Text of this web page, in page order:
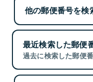
他の郵便番号を検
最近検索した郵便
過去に検索した郵便